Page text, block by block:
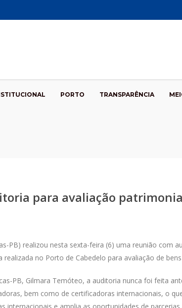
PORTO TRANSPARÊNCIA
para avaliação
PB) realizou nesta sexta-feira (6) uma reunião com
no Porto de Cabedelo para avaliação de
PB, Gilmara Temóteo, a auditoria nunca foi feita
bem como de certificadoras internacionais, o